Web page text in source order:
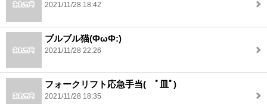
2021/11/28 18:42
ブルブル猫(ФωФ:)
2021/11/28 22:26
フォークリフト応急手当( ﾟ皿ﾟ)
2021/11/28 18:35